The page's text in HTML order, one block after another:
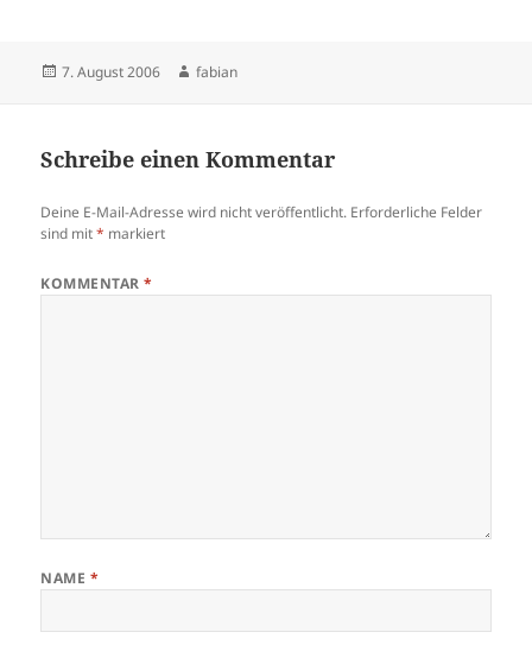
Veröffentlicht
7. August 2006 Autor
fabian
Schreibe einen Kommentar
Deine E-Mail-Adresse wird nicht veröffentlicht. Erforderliche Felder
sind mit* markiert
KOMMENTAR*
NAME *